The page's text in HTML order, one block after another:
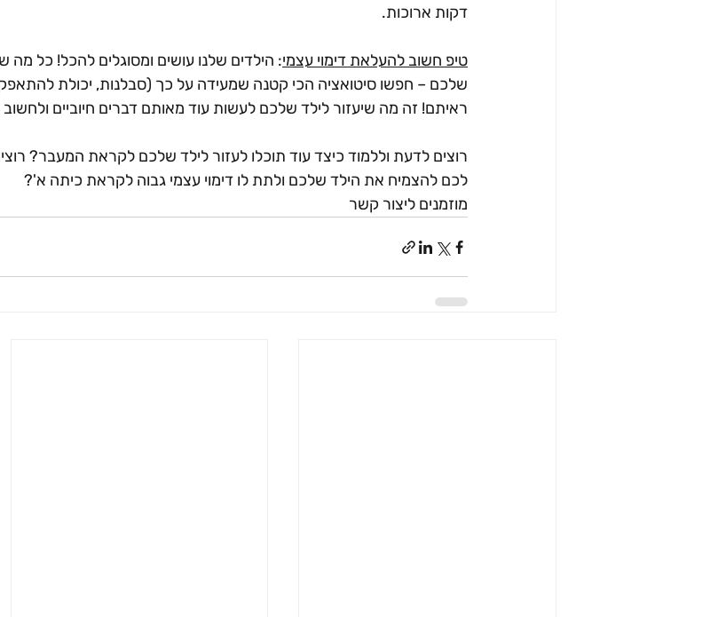
דקות ארוכות.
טיפ חשוב להעלאת דימוי עצמי: הילדים שלנו עושים ומסוגלים להכל! כל
שלכם – חפשו סיטואציה הכי קטנה שמעידה על כך (סבלנות, יכולת
ראיתם! זה מה שיעזור לילד שלכם לעשות עוד מאותם דברים חיוביים
רוצים לדעת וללמוד כיצד עוד תוכלו לעזור לילד שלכם לקראת המעבר?
לכם להצמיח את הילד שלכם ולתת לו דימוי עצמי גבוה לקראת כיתה א'?
מוזמנים ליצור קשר